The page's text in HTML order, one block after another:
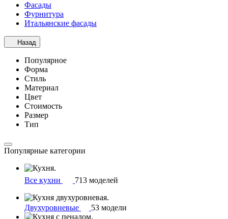
Фасады
Фурнитура
Итальянские фасады
Назад
Популярное
Форма
Стиль
Материал
Цвет
Стоимость
Размер
Тип
Популярные категории
Все кухни 713 моделей
Двухуровневые 53 модели